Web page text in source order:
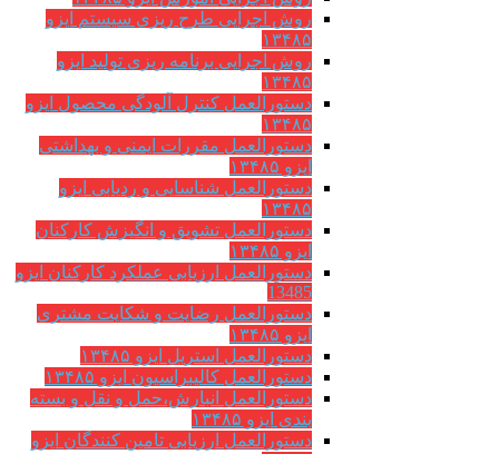
روش اجرایی طرح ریزی سیستم ایزو
۱۳۴۸۵
روش اجرایی برنامه ریزی تولید ایزو
۱۳۴۸۵
دستورالعمل کنترل آلودگی محصول ایزو
۱۳۴۸۵
دستورالعمل مقررات ایمنی و بهداشتی
ایزو ۱۳۴۸۵
دستورالعمل شناسایی و ردیابی ایزو
۱۳۴۸۵
دستورالعمل تشویق و انگیزش کارکنان
ایزو ۱۳۴۸۵
دستورالعمل ارزیابی عملکرد کارکنان ایزو
13485
دستورالعمل رضایت و شکایت مشتری
ایزو ۱۳۴۸۵
دستورالعمل استریل ایزو ۱۳۴۸۵
دستورالعمل کالیبراسیون ایزو ۱۳۴۸۵
دستورالعمل انبارش،حمل و نقل و بسته
بندی ایزو ۱۳۴۸۵
دستورالعمل ارزیابی تامین کنندگان ایزو